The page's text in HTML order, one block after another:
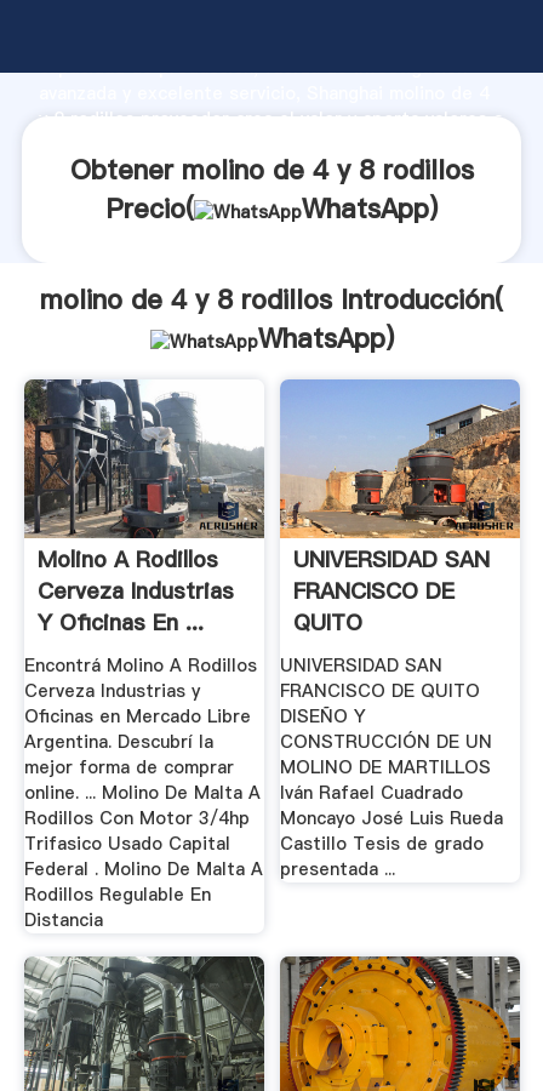
capacidad de producción, fuerza de investigación
y 8 rodillos proveedor crea el valor y aporta valores a
Obtener molino de 4 y 8 rodillos
Precio(
WhatsApp)
molino de 4 y 8 rodillos Introducción(
WhatsApp)
Molino A Rodillos
Cerveza Industrias
Y Oficinas En ...
Encontrá Molino A Rodillos
Cerveza Industrias y
Oficinas en Mercado Libre
Argentina. Descubrí la
mejor forma de comprar
online. ... Molino De Malta A
Rodillos Con Motor 3/4hp
Trifasico Usado Capital
Federal . Molino De Malta A
Rodillos Regulable En
Distancia
UNIVERSIDAD SAN
FRANCISCO DE
QUITO
UNIVERSIDAD SAN
FRANCISCO DE QUITO
DISEÑO Y
CONSTRUCCIÓN DE UN
MOLINO DE MARTILLOS
Iván Rafael Cuadrado
Moncayo José Luis Rueda
Castillo Tesis de grado
presentada ...